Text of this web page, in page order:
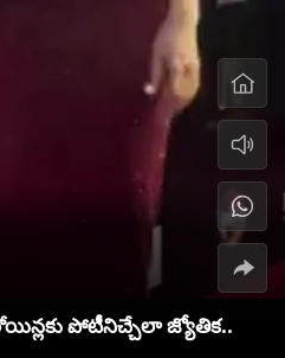
పోటీనిచ్చేలా జ్యోతిక..